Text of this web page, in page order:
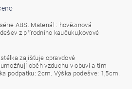
ABS. Materiál : hovězinová
z přírodního kaučuku,kovové
zajišťuje opravdové
oběh vzduchu v obuvi a tím
podpatku: 2cm. Výška podešve: 1,5cm.